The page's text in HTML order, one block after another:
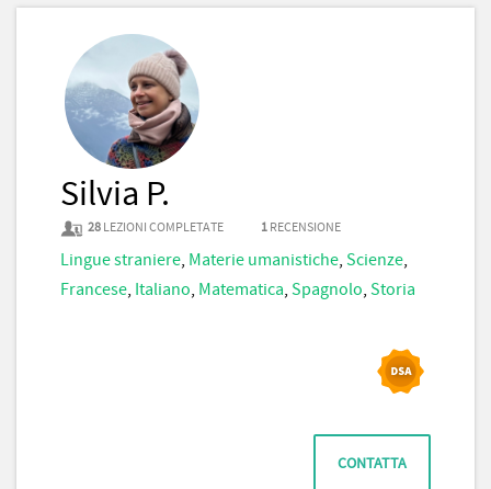
Silvia P.
28 LEZIONI COMPLETATE 1 RECENSIONE
Lingue straniere, Materie umanistiche, Scienze,
Francese, Italiano, Matematica, Spagnolo, Storia
CONTATTA